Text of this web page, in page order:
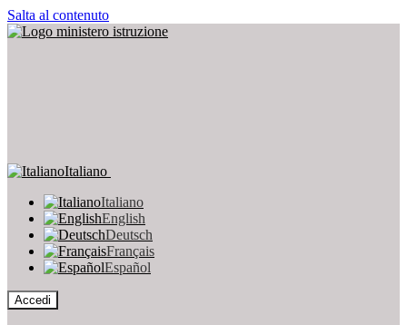
Salta al contenuto
Italiano
Italiano
English
Deutsch
Français
Español
Accedi